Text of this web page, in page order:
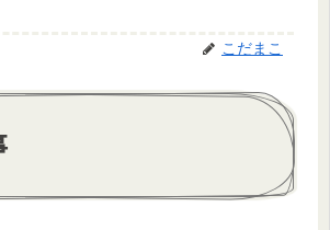
こだまこ